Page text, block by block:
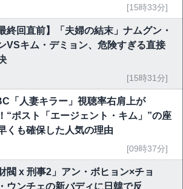
[15時33分]
終回直前】「夫婦の結末」ナムグン・
VSキム・デミョン、危険すぎる直接
[15時31分]
「人妻キラー」視聴率右肩上が
“ポスト「エージェント・キム」”の座
くも確保した人気の理由
[09時37分]
財閥 x 刑事2」アン・ボヒョン×チョ
ウンチェの新バディに日韓で反